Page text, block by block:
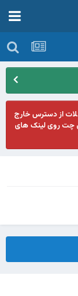
از دسترس خارج
چت روی لینک های